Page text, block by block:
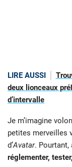
LIRE AUSSI
deux lionceaux
d’intervalle
Je m’imagine
petites merveilles
d’Avatar. Pourtant,
réglementer,